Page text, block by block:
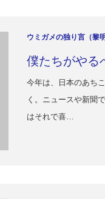
ウミガメの独り言（黎明
僕たちがやる
今年は、日本のあち
く。ニュースや新聞
はそれで喜…